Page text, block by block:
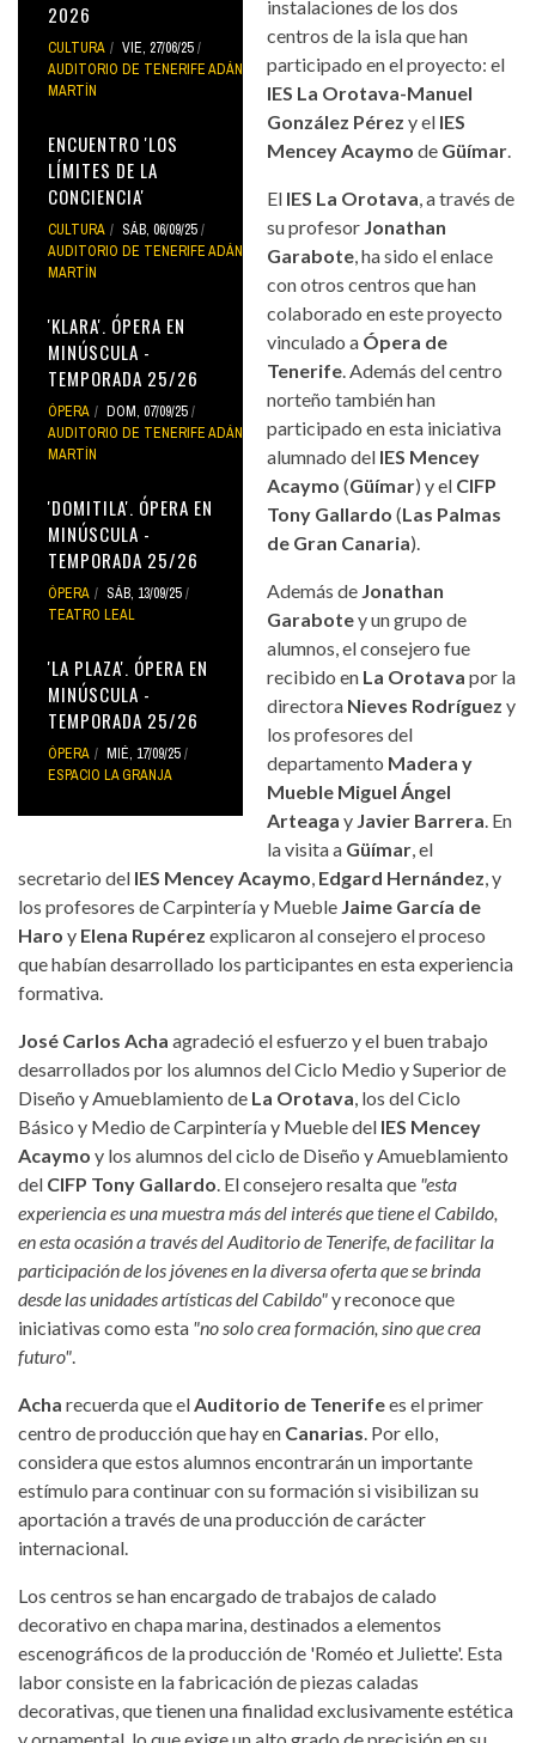
2026
CULTURA
VIE, 27/06/25
AUDITORIO DE TENERIFE ADÁN
MARTÍN
ENCUENTRO 'LOS
LÍMITES DE LA
CONCIENCIA'
CULTURA
SÁB, 06/09/25
AUDITORIO DE TENERIFE ADÁN
MARTÍN
'KLARA'. ÓPERA EN
MINÚSCULA -
TEMPORADA 25/26
ÓPERA
DOM, 07/09/25
AUDITORIO DE TENERIFE ADÁN
MARTÍN
'DOMITILA'. ÓPERA EN
MINÚSCULA -
TEMPORADA 25/26
ÓPERA
SÁB, 13/09/25
TEATRO LEAL
'LA PLAZA'. ÓPERA EN
MINÚSCULA -
TEMPORADA 25/26
ÓPERA
MIÉ, 17/09/25
ESPACIO LA GRANJA
instalaciones de los dos
centros de la isla que han
participado en el proyecto: el
IES La Orotava-Manuel
González Pérez y el IES
Mencey Acaymo de Güímar.
El IES La Orotava, a través de
su profesor Jonathan
Garabote, ha sido el enlace
con otros centros que han
colaborado en este proyecto
vinculado a Ópera de
Tenerife. Además del centro
norteño también han
participado en esta iniciativa
alumnado del IES Mencey
Acaymo (Güímar) y el CIFP
Tony Gallardo (Las Palmas
de Gran Canaria).
Además de Jonathan
Garabotey un grupo de
alumnos, el consejero fue
recibido en La Orotava por la
directora Nieves Rodríguez y
los profesores del
departamento Madera y
Mueble Miguel Ángel
Arteaga y Javier Barrera. En
la visita a Güímar, el
secretario del IES Mencey Acaymo, Edgard Hernández, y
los profesores de Carpintería y Mueble Jaime García de
Haro y Elena Rupérez explicaron al consejero el proceso
que habían desarrollado los participantes en esta experiencia
formativa.
José Carlos Acha agradeció el esfuerzo y el buen trabajo
desarrollados por los alumnos del Ciclo Medio y Superior de
Diseño y Amueblamiento de La Orotava, los del Ciclo
Básico y Medio de Carpintería y Mueble del IES Mencey
Acaymo y los alumnos del ciclo de Diseño y Amueblamiento
del CIFP Tony Gallardo. El consejero resalta que "esta
experiencia es una muestra más del interés que tiene el Cabildo,
en esta ocasión a través del Auditorio de Tenerife, de facilitar la
participación de los jóvenes en la diversa oferta que se brinda
desde las unidades artísticas del Cabildo"y reconoce que
iniciativas como esta "no solo crea formación, sino que crea
futuro".
Acha recuerda que elAuditorio de Tenerifees el primer
centro de producción que hay en Canarias. Por ello,
considera que estos alumnos encontrarán un importante
estímulo para continuar con su formación si visibilizan su
aportación a través de una producción de carácter
internacional.
Los centros se han encargado de trabajos de calado
decorativo en chapa marina, destinados a elementos
escenográficos de la producción de 'Roméo et Juliette'. Esta
labor consiste en la fabricación de piezas caladas
decorativas, que tienen una finalidad exclusivamente estética